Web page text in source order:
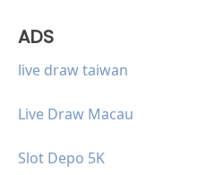
ADS
live draw taiwan
Live Draw Macau
Slot Depo 5K